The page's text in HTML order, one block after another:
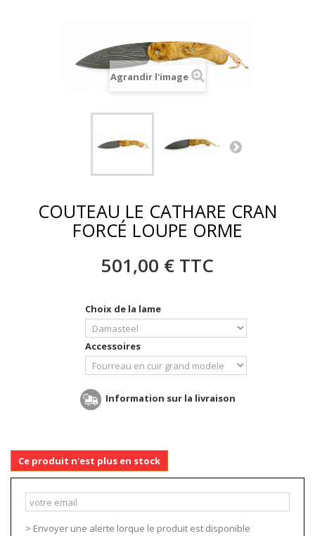
Agrandir l'image
COUTEAU LE CATHARE CRAN
FORCÉ LOUPE ORME
501,00 € TTC
Choix de la lame
Accessoires
Information sur la livraison
Ce produit n'est plus en stock
> Envoyer une alerte lorque le produit est disponible